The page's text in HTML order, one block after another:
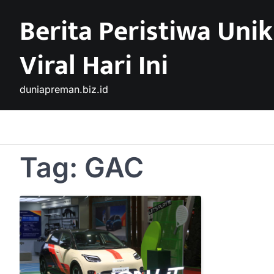
contentBerita Peristiwa
Viral Hari Ini
duniapreman.biz.id
Tag: GAC